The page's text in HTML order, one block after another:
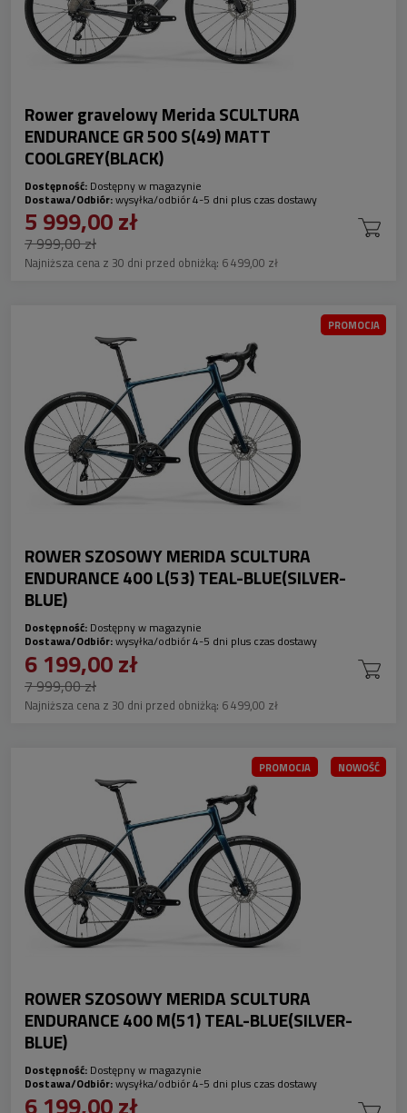
Rower gravelowy Merida SCULTURA
ENDURANCE GR 500 S(49) MATT
COOLGREY(BLACK)
Dostępność: Dostępny w magazynie
Dostawa/Odbiór:wysyłka/odbiór 4-5 dni plus czas dostawy
5 999,00 zł
7 999,00 zł
Najniższa cena z 30 dni przed obniżką: 6 499,00 zł
ROWER SZOSOWY MERIDA SCULTURA
ENDURANCE 400 L(53) TEAL-BLUE(SILVER-
BLUE)
Dostępność: Dostępny w magazynie
Dostawa/Odbiór:wysyłka/odbiór 4-5 dni plus czas dostawy
6 199,00 zł
7 999,00 zł
Najniższa cena z 30 dni przed obniżką: 6 499,00 zł
PROMOCJA
ROWER SZOSOWY MERIDA SCULTURA
ENDURANCE 400 M(51) TEAL-BLUE(SILVER-
BLUE)
Dostępność: Dostępny w magazynie
Dostawa/Odbiór:wysyłka/odbiór 4-5 dni plus czas dostawy
6 199,00 zł
PROMOCJA NOWOŚĆ